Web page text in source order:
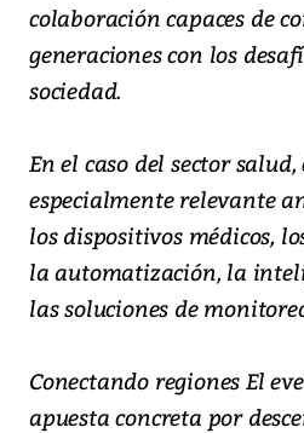
colaboración capaces de
generaciones con los
sociedad.
En el caso del sector
especialmente relevante
los dispositivos médicos,
la automatización, la
las soluciones de
Conectando regiones El
apuesta concreta por